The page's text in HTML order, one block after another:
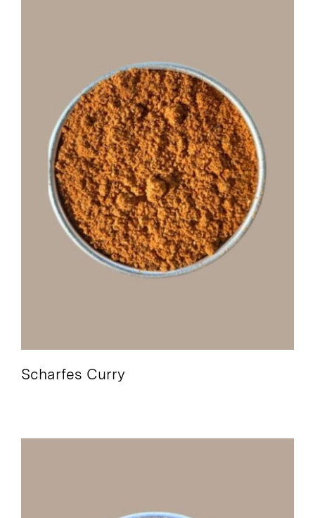
Scharfes Curry